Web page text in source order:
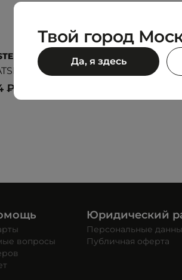
₽
1.0
вопросы
Юридический
Персональные
Публичная оферта
Твой город
Да, я здесь